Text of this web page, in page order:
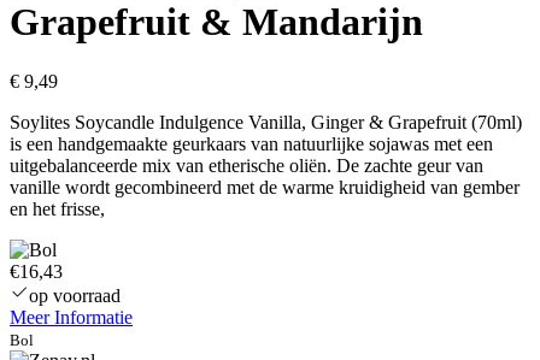
Grapefruit & Mandarijn
€ 9,49
Soylites Soycandle Indulgence Vanilla, Ginger & Grapefruit (70ml)
is een handgemaakte geurkaars van natuurlijke sojawas met een
uitgebalanceerde mix van etherische oliën. De zachte geur van
vanille wordt gecombineerd met de warme kruidigheid van gember
en het frisse,
€16,43
op voorraad
Meer Informatie
Bol